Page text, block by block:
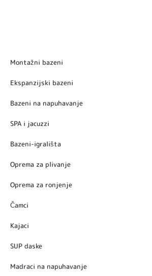
Montažni bazeni
Ekspanzijski bazeni
Bazeni na napuhavanje
SPA i jacuzzi
Bazeni-igrališta
Oprema za plivanje
Oprema za ronjenje
Čamci
Kajaci
SUP daske
Madraci na napuhavanje